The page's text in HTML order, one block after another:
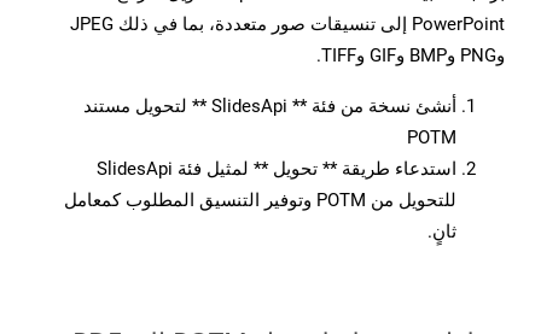
PowerPoint إلى تنسيقات صور متعددة، بما في ذلك JPEG
وPNG وBMP وGIF وTIFF.
أنشئ نسخة من فئة ** SlidesApi ** لتحويل مستند
POTM
استدعاء طريقة ** تحويل ** لمثيل فئة SlidesApi
للتحويل من POTM وتوفير التنسيق المطلوب كمعامل
ثانٍ.